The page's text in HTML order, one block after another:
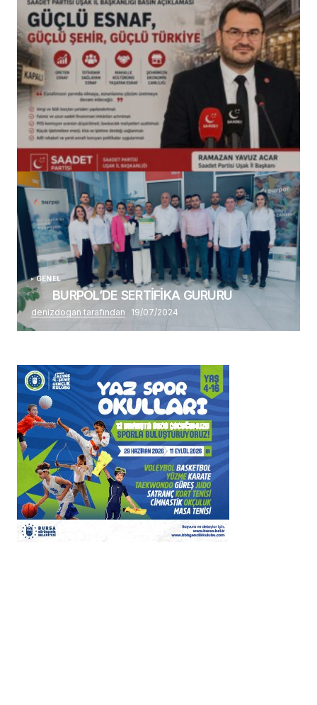
(başlıksız)
Alaattin Karahan tarafından 14/07/2026
GENEL
BURPOL’DE SERTİFİKA GURURU
denizdogan tarafından 19/07/2024